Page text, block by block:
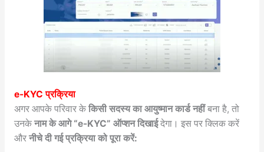
e-KYC प्रक्रिया
अगर आपके परिवार के किसी सदस्य का आयुष्मान कार्ड नहींबना है, तो
उनके नाम के आगे “e-KYC” ऑप्शन दिखाईदेगा। इस पर क्लिक करें
और नीचे दी गई प्रक्रिया को पूरा करें: